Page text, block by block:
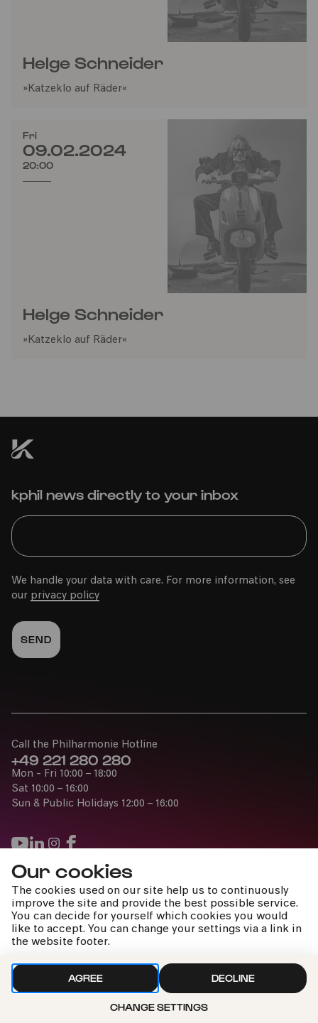
Our cookies
The cookies used on our site help us to continuously
improve the site and provide the best possible service.
You can decide for yourself which cookies you would
like to accept. You can change your settings via a link in
the website footer.
AGREE DECLINE
CHANGE SETTINGS
Helge Schneider
»Katzeklo auf Räder«
Fri
09.02.2024
20:00
Helge Schneider
»Katzeklo auf Räder«
kphil news directly to your inbox
We handle your data with care. For more information, see
our privacy policy
Press
Jobs
News
Contact
Submit a withdrawal request
Call the Philharmonie Hotline
+49 221 280 280
Mon - Fri 10:00 – 18:00
Sat 10:00 – 16:00
Sun & Public Holidays 12:00 – 16:00
Cookie settings